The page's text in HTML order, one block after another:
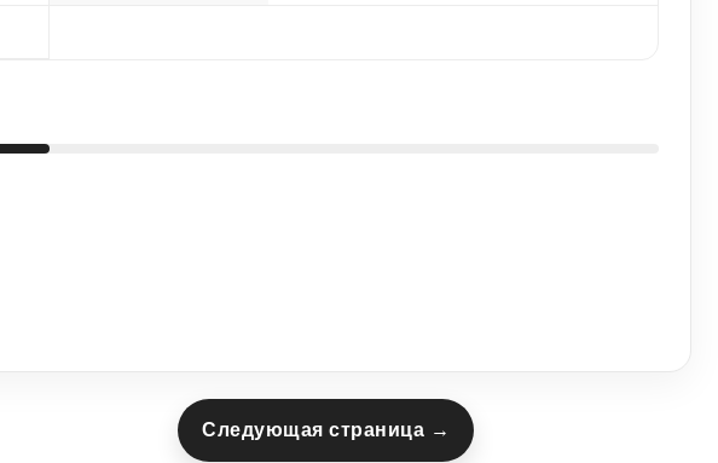
Следующая страница →